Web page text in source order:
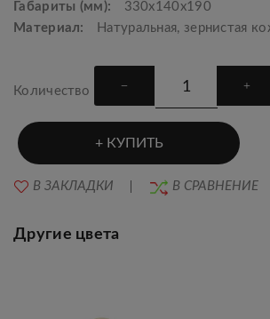
Габариты (мм):
330х140х190
Материал:
Натуральная, зернистая
Количество
КУПИТЬ
В ЗАКЛАДКИ В СРАВНЕНИЕ
Другие цвета